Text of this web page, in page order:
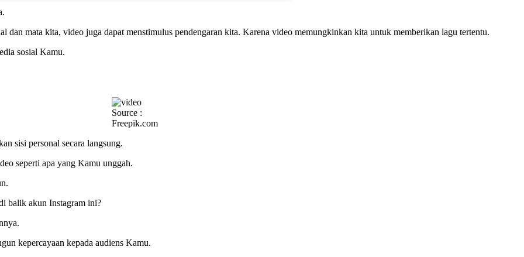
dan mata kita, video juga dapat menstimulus pendengaran kita. Karena video memungkinkan kita untuk memberikan lagu tertentu.
sosial Kamu.
Source :
Freepik.com
sisi personal secara langsung.
seperti apa yang Kamu unggah.
balik akun Instagram ini?
kepercayaan kepada audiens Kamu.